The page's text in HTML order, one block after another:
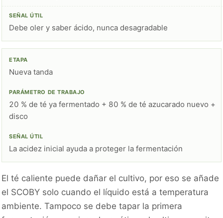
Debe oler y saber ácido, nunca desagradable
Nueva tanda
20 % de té ya fermentado + 80 % de té azucarado nuevo +
disco
La acidez inicial ayuda a proteger la fermentación
El té caliente puede dañar el cultivo, por eso se añade
el SCOBY solo cuando el líquido está a temperatura
ambiente. Tampoco se debe tapar la primera